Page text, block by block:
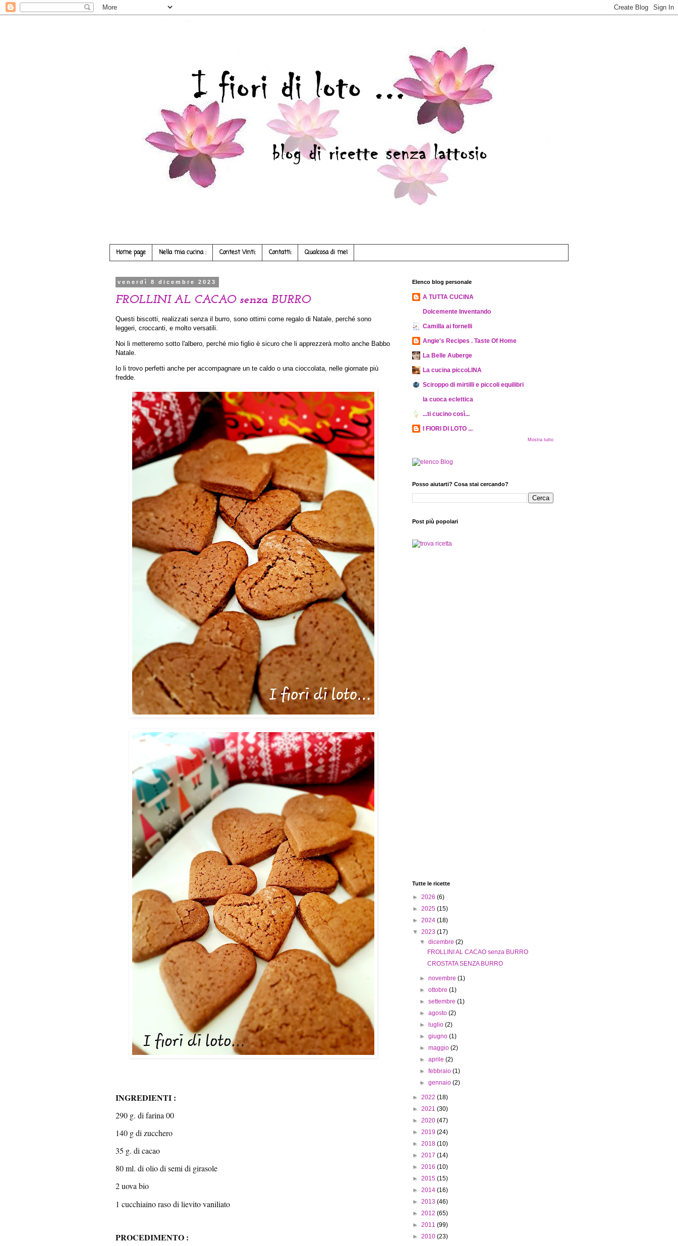
Home page Nella mia cucina : Contest Vinti: Contatti: Qualcosa di me!
venerdì 8 dicembre 2023
FROLLINI AL CACAO senza BURRO
Questi biscotti, realizzati senza il burro, sono ottimi come regalo di Natale, perché sono
leggeri, croccanti, e molto versatili.
Noi li metteremo sotto l'albero, perché mio figlio è sicuro che li apprezzerà molto anche Babbo
Natale.
Io li trovo perfetti anche per accompagnare un te caldo o una cioccolata, nelle giornate più
fredde.
INGREDIENTI :
290 g. di farina 00
140 g di zucchero
35 g. di cacao
80 ml. di olio di semi di girasole
2 uova bio
1 cucchiaino raso di lievito vaniliato
PROCEDIMENTO :
Elenco blog personale
A TUTTA CUCINA
Dolcemente Inventando
Camilla ai fornelli
Angie's Recipes . Taste Of Home
La Belle Auberge
La cucina piccoLINA
Sciroppo di mirtilli e piccoli equilibri
la cuoca eclettica
...ti cucino così...
I FIORI DI LOTO ...
Mostra tutto
Posso aiutarti? Cosa stai cercando?
Post più popolari
Tutte le ricette
► 2026 (6)
► 2025 (15)
► 2024 (18)
▼ 2023 (17)
▼dicembre(2)
FROLLINI AL CACAO senza BURRO
CROSTATA SENZA BURRO
►novembre(1)
►ottobre(1)
►settembre(1)
►agosto(2)
►
luglio(2)
►giugno(1)
►maggio(2)
►aprile(2)
►febbraio(1)
►gennaio(2)
► 2022 (18)
► 2021 (30)
► 2020 (47)
► 2019 (24)
► 2018 (10)
► 2017 (14)
► 2016 (10)
► 2015 (15)
► 2014 (16)
► 2013 (46)
► 2012 (65)
► 2011 (99)
► 2010 (23)